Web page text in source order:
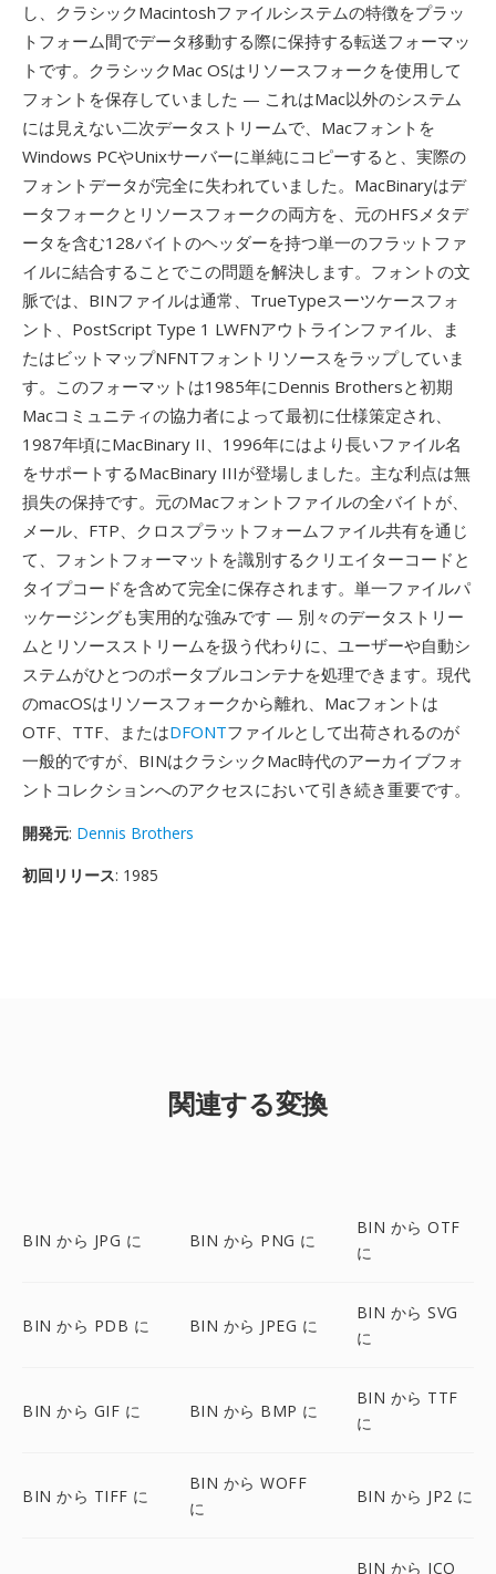
し、クラシックMacintoshファイルシステムの特徴をプラッ
トフォーム間でデータ移動する際に保持する転送フォーマッ
トです。クラシックMac OSはリソースフォークを使用して
フォントを保存していました — これはMac以外のシステム
には見えない二次データストリームで、Macフォントを
Windows PCやUnixサーバーに単純にコピーすると、実際の
フォントデータが完全に失われていました。MacBinaryはデ
ータフォークとリソースフォークの両方を、元のHFSメタデ
ータを含む128バイトのヘッダーを持つ単一のフラットファ
イルに結合することでこの問題を解決します。フォントの文
脈では、BINファイルは通常、TrueTypeスーツケースフォ
ント、PostScript Type 1 LWFNアウトラインファイル、ま
たはビットマップNFNTフォントリソースをラップしていま
す。このフォーマットは1985年にDennis Brothersと初期
Macコミュニティの協力者によって最初に仕様策定され、
1987年頃にMacBinary II、1996年にはより長いファイル名
をサポートするMacBinary IIIが登場しました。主な利点は無
損失の保持です。元のMacフォントファイルの全バイトが、
メール、FTP、クロスプラットフォームファイル共有を通じ
て、フォントフォーマットを識別するクリエイターコードと
タイプコードを含めて完全に保存されます。単一ファイルパ
ッケージングも実用的な強みです — 別々のデータストリー
ムとリソースストリームを扱う代わりに、ユーザーや自動シ
ステムがひとつのポータブルコンテナを処理できます。現代
のmacOSはリソースフォークから離れ、Macフォントは
OTF、TTF、またはDFONTファイルとして出荷されるのが
一般的ですが、BINはクラシックMac時代のアーカイブフォ
ントコレクションへのアクセスにおいて引き続き重要です。
開発元: Dennis Brothers
初回リリース: 1985
関連する変換
BIN から JPG に BIN から PNG に
BIN から OTF
に
BIN から PDB に BIN から JPEG に
BIN から SVG
に
BIN から GIF に BIN から BMP に
BIN から TTF
に
BIN から TIFF に
BIN から WOFF
に
BIN から JP2 に
BIN から ICO